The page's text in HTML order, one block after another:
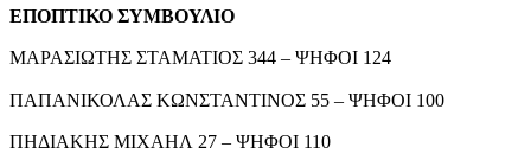
ΕΠΟΠΤΙΚΟ ΣΥΜΒΟΥΛΙΟ
ΜΑΡΑΣΙΩΤΗΣ ΣΤΑΜΑΤΙΟΣ 344 – ΨΗΦΟΙ 124
ΠΑΠΑΝΙΚΟΛΑΣ ΚΩΝΣΤΑΝΤΙΝΟΣ 55 – ΨΗΦΟΙ 100
ΠΗΔΙΑΚΗΣ ΜΙΧΑΗΛ 27 – ΨΗΦΟΙ 110